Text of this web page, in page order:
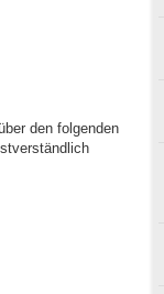
den folgenden